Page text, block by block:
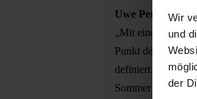
Wir
und
der
Uwe Perbandt,
„Mit einer
Punkt der
definiert. Wenn
Sommer die